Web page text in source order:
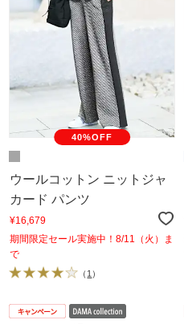
40%OFF
ウールコットン ニットジャ
カード パンツ
¥16,679
期間限定セール実施中！8/11（火）ま
で
（1）